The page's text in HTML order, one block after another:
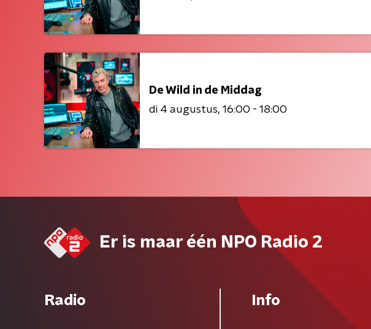
De Wild in de Middag
di 4 augustus 16:00 - 18:00
Er is maar één NPO Radio 2
Radio Info